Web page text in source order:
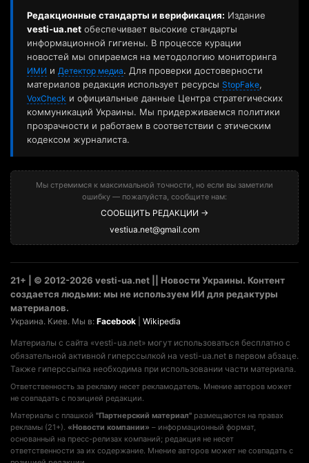
Редакционные стандарты и верификация: Издание
vesti-ua.net обеспечивает высокие стандарты
информационной гигиены. В процессе курации
новостей мы опираемся на методологию мониторинга
ИМИ и Детектор медиа. Для проверки достоверности
материалов редакция использует ресурсы StopFake,
VoxCheck и официальные данные Центра стратегических
коммуникаций Украины. Мы придерживаемся политики
прозрачности и работаем в соответствии с этическим
кодексом журналиста.
Мы стремимся к максимальной точности, но если вы заметили
ошибку — пожалуйста, сообщите нам:
СООБЩИТЬ РЕДАКЦИИ →
vestiua.net@gmail.com
21+ | © 2012-2026 vesti-ua.net || Новости Украины. Контент
создается людьми: мы не используем ИИ для редактуры
материалов.
Украина. Киев. Мы в: Facebook Wikipedia
Материалы с сайта «vesti-ua.net» могут использоваться бесплатно с
обязательной активной гиперссылкой на vesti-ua.net в первом абзаце.
Также гиперссылка необходима при использовании части материала.
Ответственность за рекламу несет рекламодатель. Мнение авторов может
не совпадать с позицией редакции.
Материалы с плашкой "Партнерский материал" размещаются на правах
рекламы (21+). «Новости компании» – информационный формат,
основанный на пресс-релизах компаний; редакция не несет
ответственности за их содержание. Мнение авторов может не совпадать с